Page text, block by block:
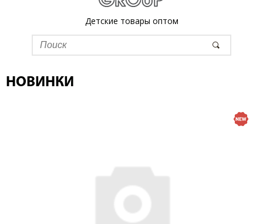
Детские товары оптом
НОВИНКИ